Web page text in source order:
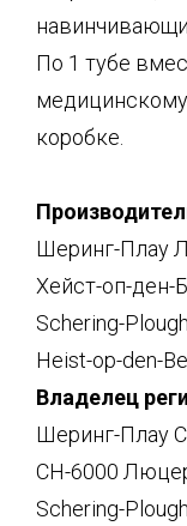
По 1 тубе
коробке.
Шеринг-Плау
Хейст-оп-ден-
Schering-
Heist-op-den-
Владелец
Шеринг-Плау
СН-6000
Schering-